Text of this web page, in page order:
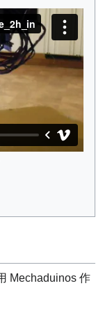
Mechaduinos 作